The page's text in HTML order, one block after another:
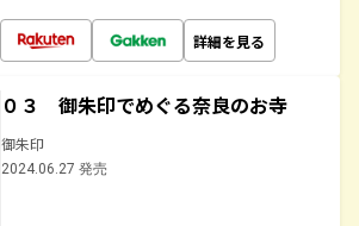
詳細を見る
０３ 御朱印でめぐる奈良のお寺
御朱印
2024.06.27 発売